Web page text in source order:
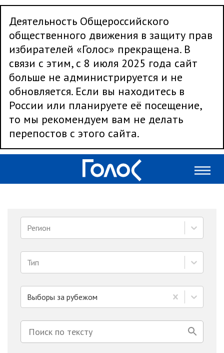
Деятельность Общероссийского
общественного движения в защиту прав
избирателей «Голос» прекращена. В
связи с этим, с 8 июля 2025 года сайт
больше не администрируется и не
обновляется. Если вы находитесь в
России или планируете её посещение,
то мы рекомендуем вам не делать
перепостов с этого сайта.
Регион
Тип
Выборы за рубежом